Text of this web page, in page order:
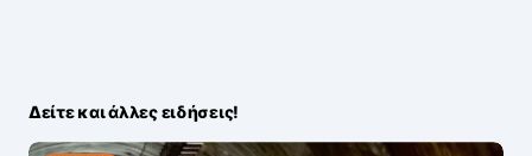
Δείτε και άλλες ειδήσεις!